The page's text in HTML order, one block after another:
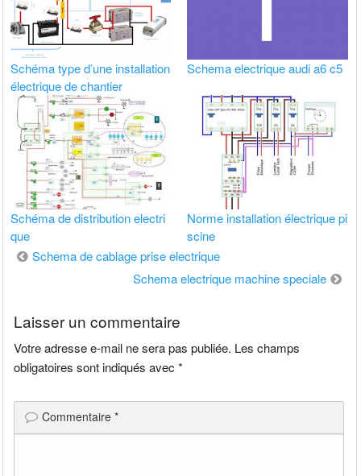
Schéma type d’une installation
électrique de chantier
Schema electrique audi a6 c5
Schéma de distribution electri
que
Norme installation électrique pi
scine
Navigation
Schema de cablage prise electrique
Schema electrique machine speciale
Laisser un commentaire
Votre adresse e-mail ne sera pas publiée. Les champs
obligatoires sont indiqués avec*
Commentaire*